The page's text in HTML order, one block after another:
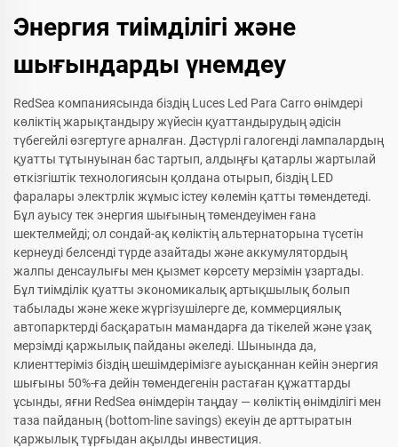
Энергия тиімділігі және
шығындарды үнемдеу
RedSea компаниясында біздің Luces Led Para Carro өнімдері
көліктің жарықтандыру жүйесін қуаттандырудың әдісін
түбегейлі өзгертуге арналған. Дәстүрлі галогенді лампалардың
қуатты тұтынуынан бас тартып, алдыңғы қатарлы жартылай
өткізгіштік технологиясын қолдана отырып, біздің LED
фаралары электрлік жұмыс істеу көлемін қатты төмендетеді.
Бұл ауысу тек энергия шығының төмендеуімен ғана
шектелмейді; ол сондай-ақ көліктің альтернаторына түсетін
кернеуді белсенді түрде азайтады және аккумулятордың
жалпы денсаулығы мен қызмет көрсету мерзімін ұзартады.
Бұл тиімділік қуатты экономикалық артықшылық болып
табылады және жеке жүргізушілерге де, коммерциялық
автопарктерді басқаратын мамандарға да тікелей және ұзақ
мерзімді қаржылық пайданы әкеледі. Шынында да,
клиенттеріміз біздің шешімдерімізге ауысқаннан кейін энергия
шығыны 50%-ға дейін төмендегенін растаған құжаттарды
ұсынды, яғни RedSea өнімдерін таңдау — көліктің өнімділігі мен
таза пайданың (bottom-line savings) екеуін де арттыратын
қаржылық тұрғыдан ақылды инвестиция.